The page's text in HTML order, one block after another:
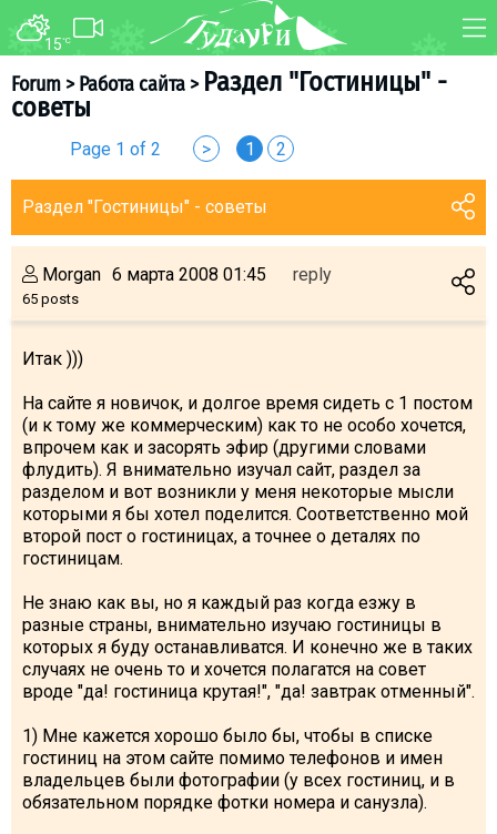
15°C
Forum>Работа сайта> Раздел "Гостиницы" -
советы
Page 1 of 2 > 1 2
Раздел "Гостиницы" - советы
Morgan
65 posts
6 марта 2008 01:45 reply
Итак )))
На сайте я новичок, и долгое время сидеть с 1 постом
(и к тому же коммерческим) как то не особо хочется,
впрочем как и засорять эфир (другими словами
флудить). Я внимательно изучал сайт, раздел за
разделом и вот возникли у меня некоторые мысли
которыми я бы хотел поделится. Соответственно мой
второй пост о гостиницах, а точнее о деталях по
гостиницам.
Не знаю как вы, но я каждый раз когда езжу в
разные страны, внимательно изучаю гостиницы в
которых я буду останавливатся. И конечно же в таких
случаях не очень то и хочется полагатся на совет
вроде "да! гостиница крутая!", "да! завтрак отменный".
1) Мне кажется хорошо было бы, чтобы в списке
гостиниц на этом сайте помимо телефонов и имен
владельцев были фотографии (у всех гостиниц, и в
обязательном порядке фотки номера и санузла).
FORUM MAP
About ski resort
Piste map
Ski instructors
Ski service
Après-ski
Events schedule
Join telegram
Gudauri
INFO
LODGING
Apartments
Cottages
% Hot deals
Long term rent